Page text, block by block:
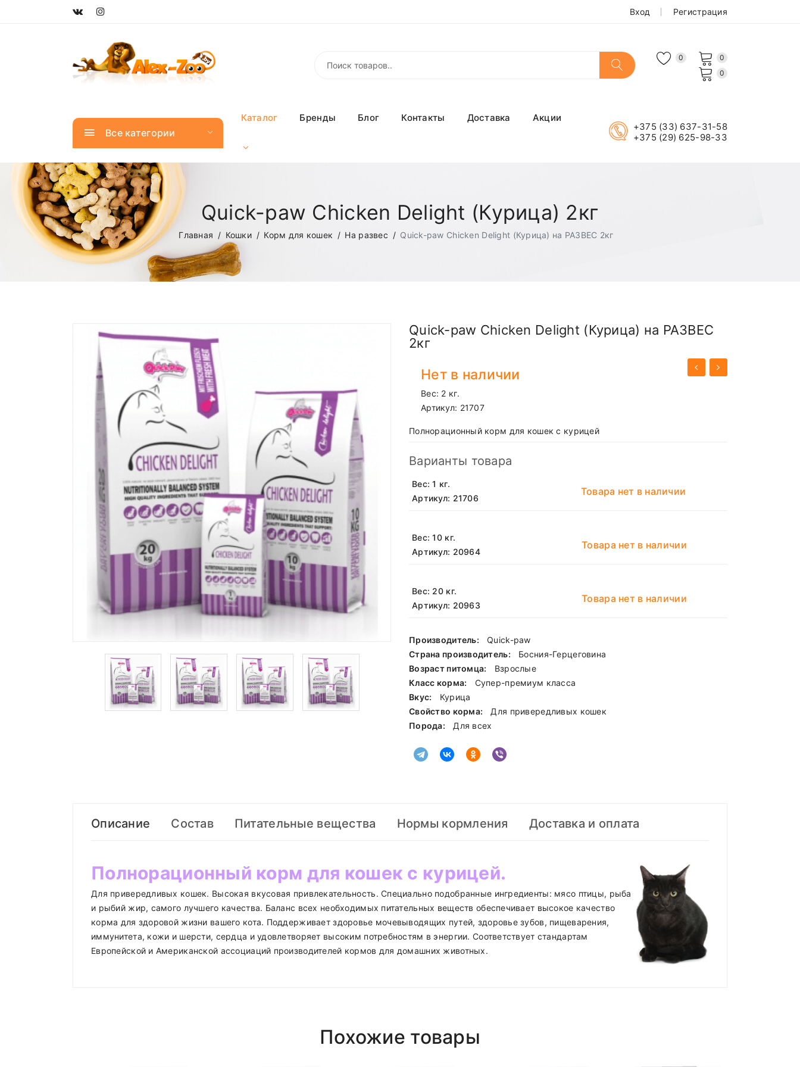
Вход Регистрация
0
0
0
Все категории
Каталог Бренды Блог Контакты Доставка Акции
+375 (33) 637-31-58
+375 (29) 625-98-33
Quick-paw Chicken Delight (Курица) 2кг
Главная Кошки Корм для кошек На развес Quick-paw Chicken Delight (Курица) на РАЗВЕС 2кг
Quick-paw Chicken Delight (Курица) на РАЗВЕС
2кг
Нет в наличии
Вес: 2 кг.
Артикул: 21707
Полнорационный корм для кошек с курицей
Варианты товара
Вес: 1 кг.
Артикул: 21706
Товара нет в наличии
Вес: 10 кг.
Артикул: 20964
Товара нет в наличии
Вес: 20 кг.
Артикул: 20963
Товара нет в наличии
Производитель:
Quick-paw
Страна производитель:
Босния-Герцеговина
Возраст питомца:
Взрослые
Класс корма:
Cупер-премиум класса
Вкус:
Курица
Свойство корма:
Для привередливых кошек
Порода:
Для всех
Описание Состав Питательные вещества Нормы кормления Доставка и оплата
Полнорационный корм для кошек с курицей.
Для привередливых кошек. Высокая вкусовая привлекательность. Специально подобранные ингредиенты: мясо птицы, рыба
и рыбий жир, самого лучшего качества. Баланс всех необходимых питательных веществ обеспечивает высокое качество
корма для здоровой жизни вашего кота. Поддерживает здоровье мочевыводящих путей, здоровье зубов, пищеварения,
иммунитета, кожи и шерсти, сердца и удовлетворяет высоким потребностям в энергии. Соответствует стандартам
Европейской и Американской ассоциаций производителей кормов для домашних животных.
4%
после 18.00 (При наличии интересующего вас товара на складе)
Short DressПохожие товары